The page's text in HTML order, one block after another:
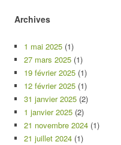
Archives
1 mai 2025 (1)
27 mars 2025 (1)
19 février 2025 (1)
12 février 2025 (1)
31 janvier 2025 (2)
1 janvier 2025 (2)
21 novembre 2024 (1)
21 juillet 2024 (1)